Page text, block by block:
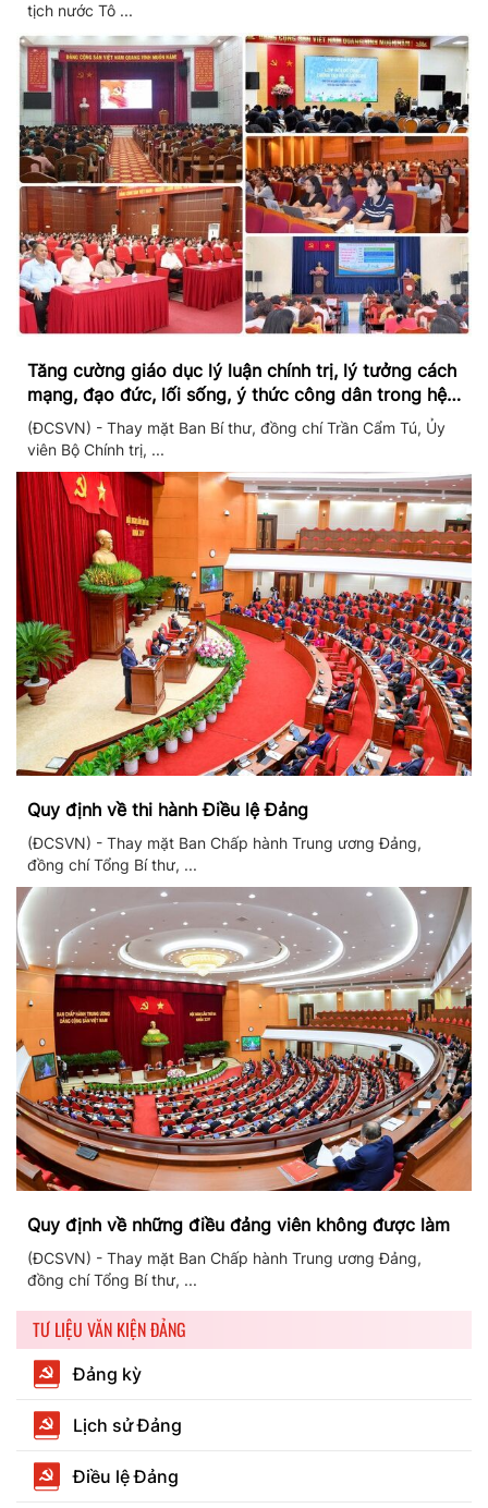
tịch nước Tô ...
Tăng cường giáo dục lý luận chính trị, lý tưởng cách
mạng, đạo đức, lối sống, ý thức công dân trong hệ
thống giáo dục quốc dân
(ĐCSVN) - Thay mặt Ban Bí thư, đồng chí Trần Cẩm Tú, Ủy
viên Bộ Chính trị, ...
Quy định về thi hành Điều lệ Đảng
(ĐCSVN) - Thay mặt Ban Chấp hành Trung ương Đảng,
đồng chí Tổng Bí thư, ...
Quy định về những điều đảng viên không được làm
(ĐCSVN) - Thay mặt Ban Chấp hành Trung ương Đảng,
đồng chí Tổng Bí thư, ...
TƯ LIỆU VĂN KIỆN ĐẢNG
Đảng kỳ
Lịch sử Đảng
Điều lệ Đảng